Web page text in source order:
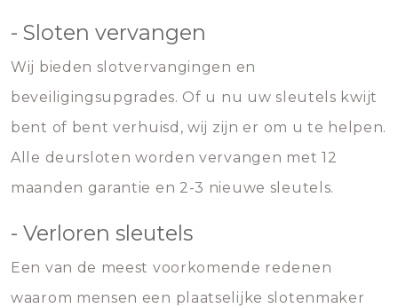
- Sloten vervangen
Wij bieden slotvervangingen en
beveiligingsupgrades. Of u nu uw sleutels kwijt
bent of bent verhuisd, wij zijn er om u te helpen.
Alle deursloten worden vervangen met 12
maanden garantie en 2-3 nieuwe sleutels.
- Verloren sleutels
Een van de meest voorkomende redenen
waarom mensen een plaatselijke slotenmaker